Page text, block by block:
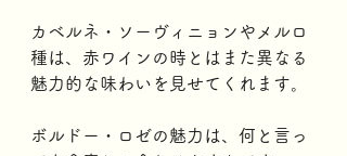
カベルネ・ソーヴィニョンやメルロ
種は、赤ワインの時とはまた異なる
魅力的な味わいを見せてくれます。
ボルドー・ロゼの魅力は、何と言っ